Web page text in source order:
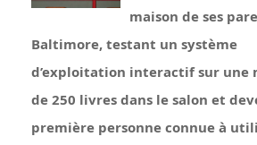
maison de ses
Baltimore, testant un système
d’exploitation interactif sur une
de 250 livres dans le salon et
première personne connue à